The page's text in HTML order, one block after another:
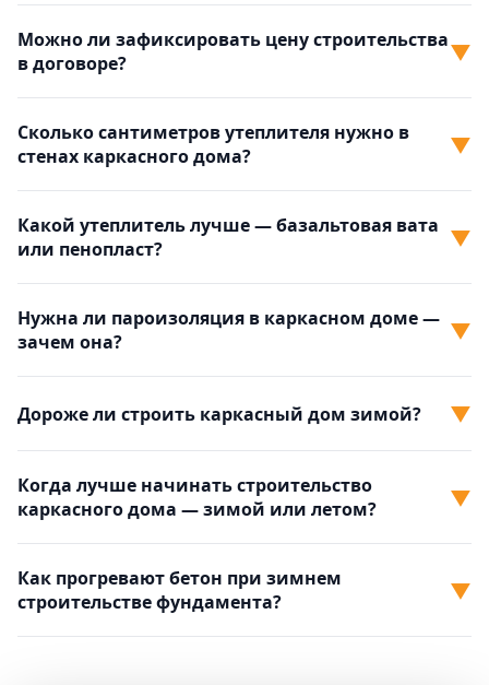
Можно ли зафиксировать цену строительства
в договоре?
▼
Сколько сантиметров утеплителя нужно в
стенах каркасного дома?
▼
Какой утеплитель лучше — базальтовая вата
или пенопласт?
▼
Нужна ли пароизоляция в каркасном доме —
зачем она?
▼
Дороже ли строить каркасный дом зимой? ▼
Когда лучше начинать строительство
каркасного дома — зимой или летом?
▼
Как прогревают бетон при зимнем
строительстве фундамента?
▼